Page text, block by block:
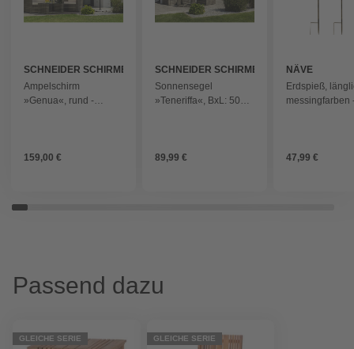
SCHNEIDER SCHIRME
Ampelschirm
»Genua«, rund -
159,00 €
SCHNEIDER SCHIRME
Sonnensegel
»Teneriffa«, BxL: 500 x
89,99 €
NÄVE
Erdspieß,
messingfarben
47,99 €
Passend dazu
GLEICHE SERIE GLEICHE SERIE